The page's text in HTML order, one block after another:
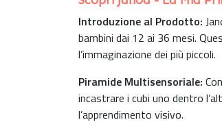
Introduzione al Prodotto:
bambini dai 12 ai 36 mesi.
l’immaginazione dei più piccoli.
Piramide Multisensoriale:
incastrare i cubi uno dentro
l’apprendimento visivo.